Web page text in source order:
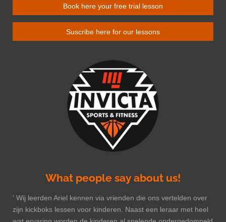
Book here your free trial lesson
Suscribe here for our lessons
What people say about us!
' Wij leerden Ariel kennen via vrienden die ons vertelden over
zijn kickboks lessen voor kinderen. Naast een leraar met heel